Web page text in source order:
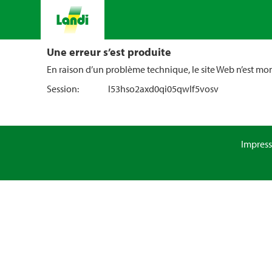
Une erreur s’est produite
En raison d’un problème technique, le site Web n’est
Session:
l53hso2axd0qi05qwlf5vosv